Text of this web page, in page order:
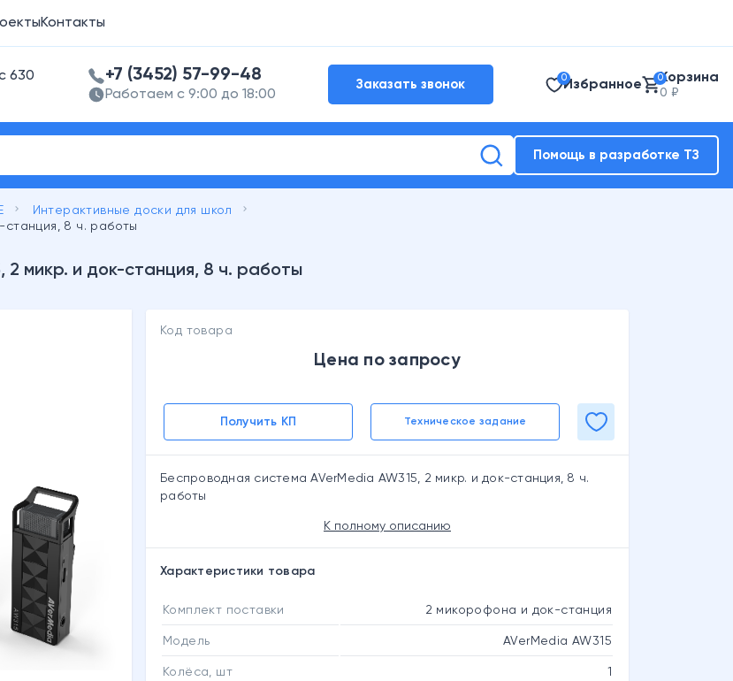
Контакты
630
+7 (3452) 57-99-48
Работаем с 9:00 до 18:00
Заказать звонок
0Избранное 0Корзина
0 ₽
Помощь в разработке ТЗ
keyboard_arrow_right Интерактивные доски для школ keyboard_arrow_right
станция, 8 ч. работы
2 микр. и док-станция, 8 ч. работы
Код товара
Цена по запросу
Получить КП Техническое задание
Беспроводная система AVerMedia AW315, 2 микр. и док-станция, 8 ч.
работы
К полному описанию
Характеристики товара
Комплект поставки 2 микорофона и док-станция
Модель AVerMedia AW315
Колёса, шт 1